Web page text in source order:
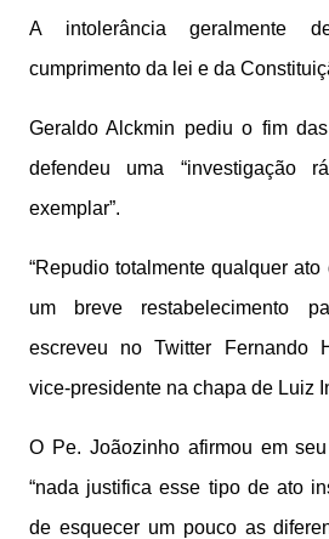
A intolerância geralmente
cumprimento da lei e da
Geraldo Alckmin pediu o fim
defendeu uma “investigação
exemplar”.
“Repudio totalmente qualquer
um breve restabelecimento
escreveu no Twitter Fernando
vice-presidente na chapa de Luiz
O Pe. Joãozinho afirmou em
“nada justifica esse tipo de ato
de esquecer um pouco as